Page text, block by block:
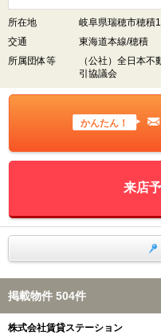
所在地
岐阜県瑞穂市穂積
交通
東海道本線/穂積
所属団体等
（公社）全日本
引協議会
かんたん！
来店
掲載物件 504件
株式会社賃貸ステーション